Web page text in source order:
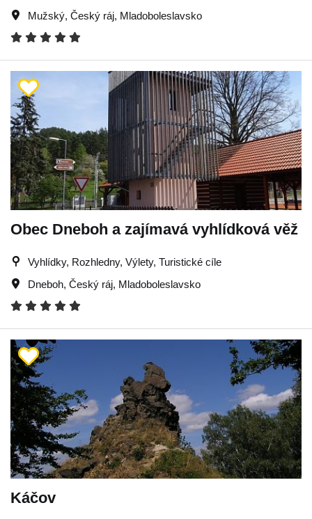
Mužský, Český ráj, Mladoboleslavsko
Obec Dneboh a zajímavá vyhlídková věž
Vyhlídky, Rozhledny, Výlety, Turistické cíle
Dneboh, Český ráj, Mladoboleslavsko
Káčov